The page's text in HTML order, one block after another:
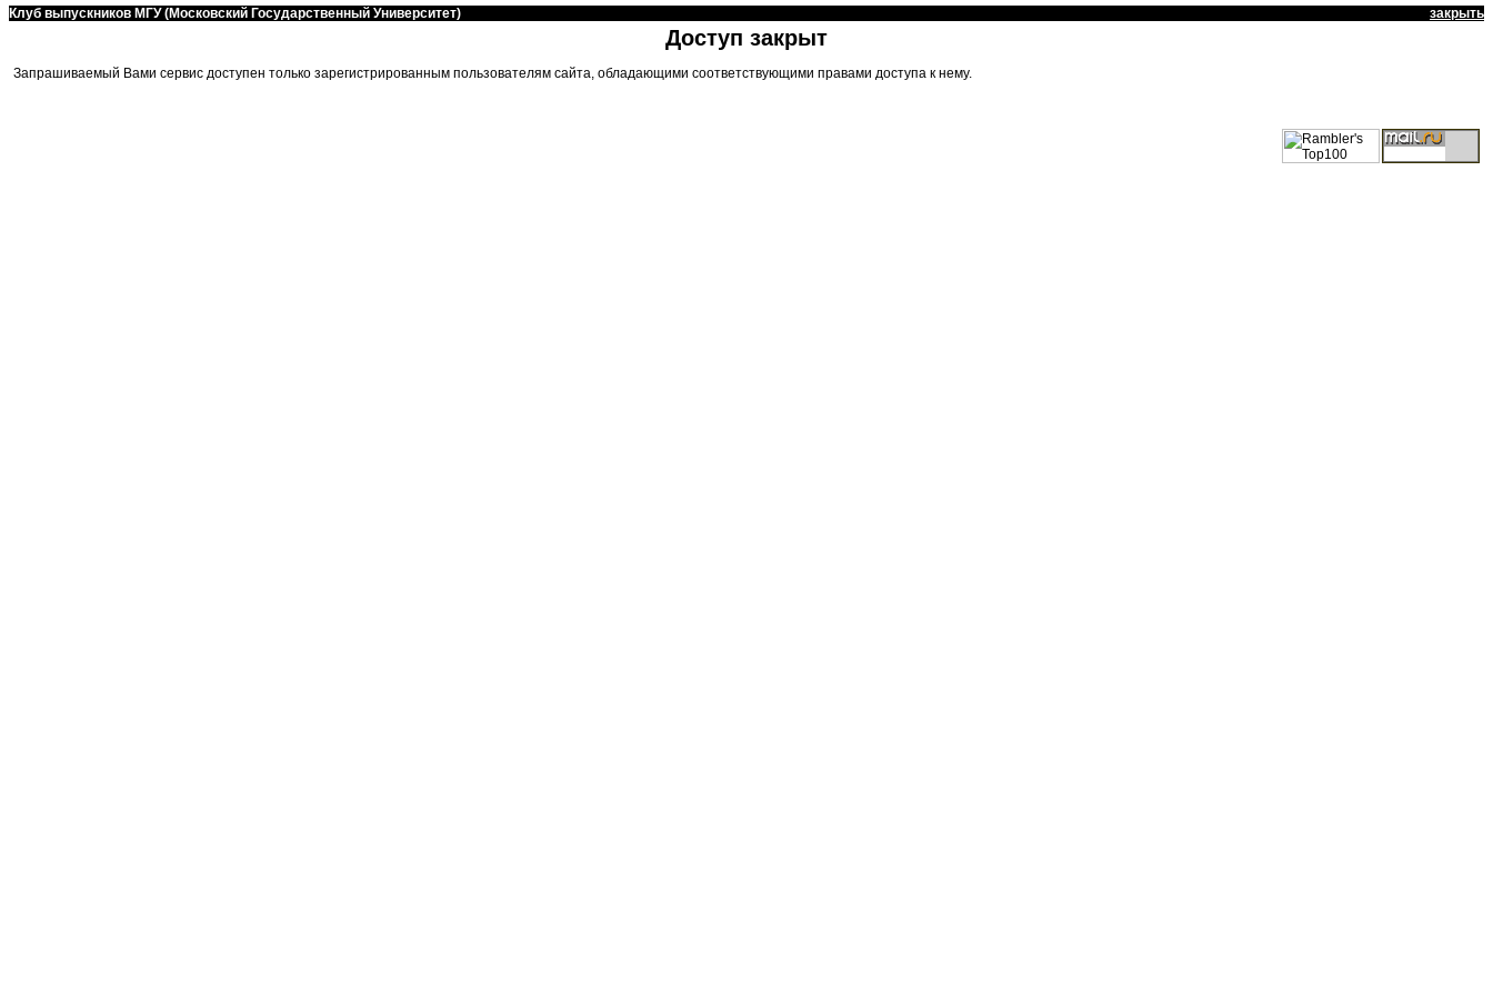
Клуб выпускников МГУ (Московский Государственный Университет) закрыть
Доступ закрыт
Запрашиваемый Вами сервис доступен только зарегистрированным пользователям сайта, обладающими соответствующими правами доступа к нему.